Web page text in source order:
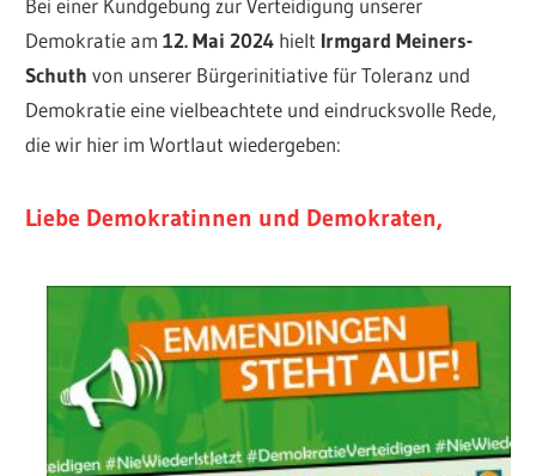
Bei einer Kundgebung zur Verteidigung unserer
Demokratie am12. Mai 2024 hielt Irmgard Meiners-
Schuthvon unserer Bürgerinitiative für Toleranz und
Demokratie eine vielbeachtete und eindrucksvolle Rede,
die wir hier im Wortlaut wiedergeben:
Liebe Demokratinnen und Demokraten,